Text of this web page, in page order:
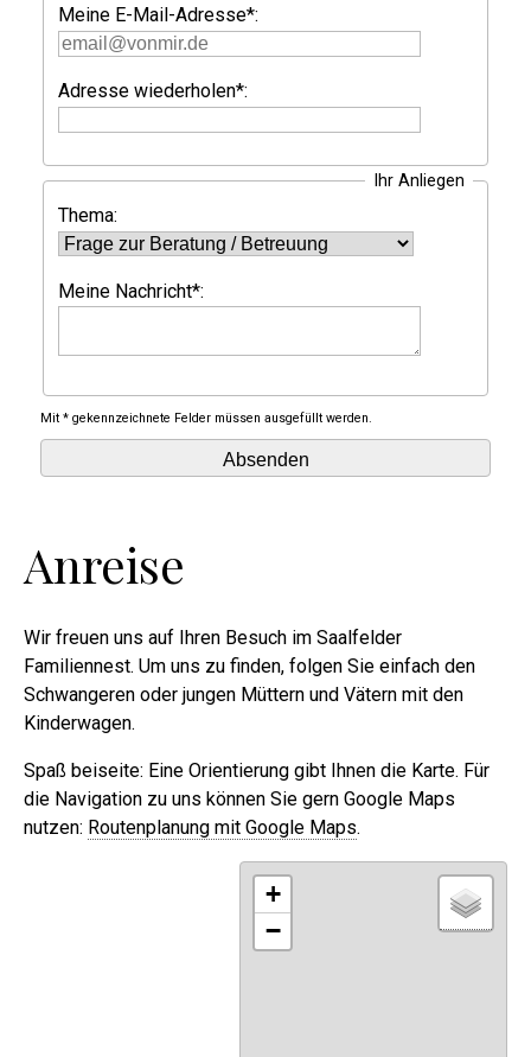
Meine E-Mail-Adresse*:
Adresse wiederholen*:
Ihr Anliegen
Thema:
Meine Nachricht*:
Mit * gekennzeichnete Felder müssen ausgefüllt werden.
Absenden
Anreise
Wir freuen uns auf Ihren Besuch im Saalfelder
Familiennest. Um uns zu finden, folgen Sie einfach den
Schwangeren oder jungen Müttern und Vätern mit den
Kinderwagen.
Spaß beiseite: Eine Orientierung gibt Ihnen die Karte. Für
die Navigation zu uns können Sie gern Google Maps
nutzen: Routenplanung mit Google Maps.
+
−